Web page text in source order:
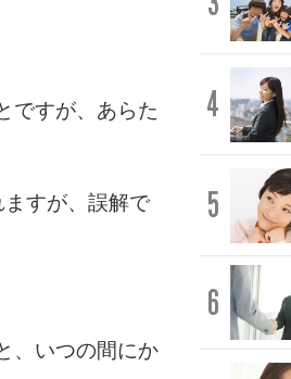
ですが、あらた
すが、誤解で
、いつの間にか
4
5
6